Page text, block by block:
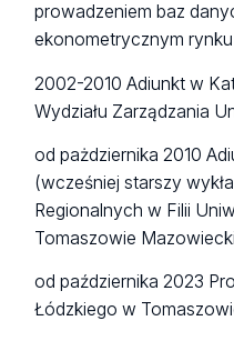
prowadzeniem baz
ekonometrycznym
2002-2010 Adiunkt w
Wydziału Zarządzania
od pażdziernika 2010
(wcześniej starszy
Regionalnych w Filii
Tomaszowie
od października 2023
Łódzkiego w